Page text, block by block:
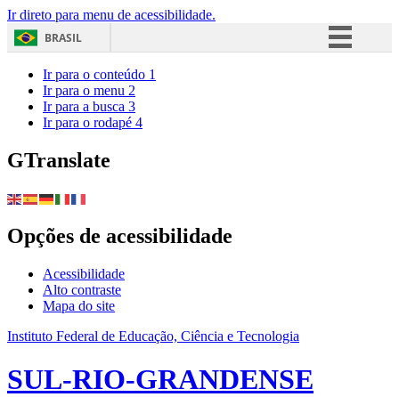
Ir direto para menu de acessibilidade.
BRASIL
Ir para o conteúdo 1
Ir para o menu 2
Ir para a busca 3
Ir para o rodapé 4
GTranslate
Opções de acessibilidade
Acessibilidade
Alto contraste
Mapa do site
Instituto Federal de Educação, Ciência e Tecnologia
SUL-RIO-GRANDENSE